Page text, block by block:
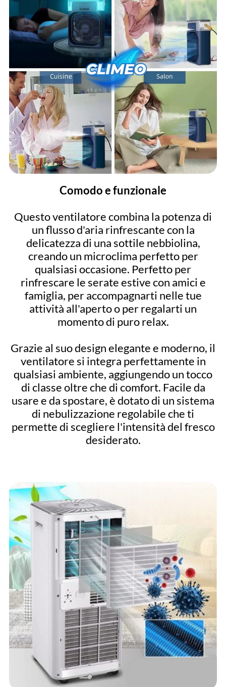
Comodo e funzionale
Questo ventilatore combina la potenza di
un flusso d'aria rinfrescante con la
delicatezza di una sottile nebbiolina,
creando un microclima perfetto per
qualsiasi occasione. Perfetto per
rinfrescare le serate estive con amici e
famiglia, per accompagnarti nelle tue
attività all'aperto o per regalarti un
momento di puro relax.
Grazie al suo design elegante e moderno, il
ventilatore si integra perfettamente in
qualsiasi ambiente, aggiungendo un tocco
di classe oltre che di comfort. Facile da
usare e da spostare, è dotato di un sistema
di nebulizzazione regolabile che ti
permette di scegliere l'intensità del fresco
desiderato.